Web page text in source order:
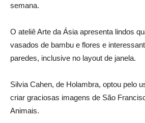
semana.
O ateliê Arte da Ásia apresenta lindos
vasados de bambu e flores e
paredes, inclusive no layout de janela.
Silvia Cahen, de Holambra, optou pelo
criar graciosas imagens de São
Animais.